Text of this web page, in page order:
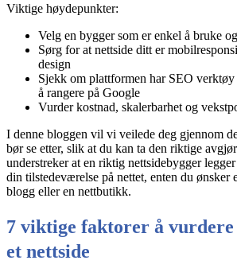
Viktige høydepunkter:
Velg en bygger som er enkel å bruke
Sørg for at nettside ditt er
design
Sjekk om plattformen har SEO verktøy
å rangere på Google
Vurder kostnad, skalerbarhet og
I denne bloggen vil vi veilede deg gjennom
bør se etter, slik at du kan ta den riktige
understreker at en riktig nettsidebygger
din tilstedeværelse på nettet, enten du ønsker
blogg eller en nettbutikk.
7 viktige faktorer å
et nettside